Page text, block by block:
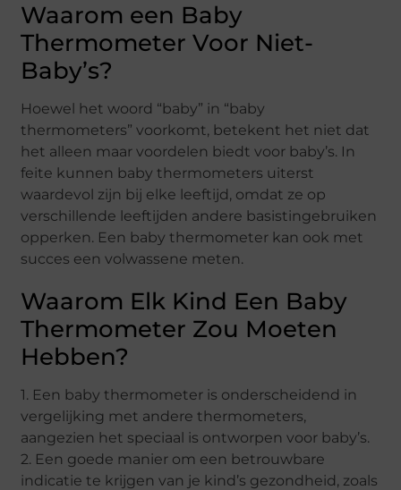
Waarom een Baby
Thermometer Voor Niet-
Baby’s?
Hoewel het woord “baby” in “baby
thermometers” voorkomt, betekent het niet dat
het alleen maar voordelen biedt voor baby’s. In
feite kunnen baby thermometers uiterst
waardevol zijn bij elke leeftijd, omdat ze op
verschillende leeftijden andere basistingebruiken
opperken. Een baby thermometer kan ook met
succes een volwassene meten.
Waarom Elk Kind Een Baby
Thermometer Zou Moeten
Hebben?
1. Een baby thermometer is onderscheidend in
vergelijking met andere thermometers,
aangezien het speciaal is ontworpen voor baby’s.
2. Een goede manier om een betrouwbare
indicatie te krijgen van je kind’s gezondheid, zoals